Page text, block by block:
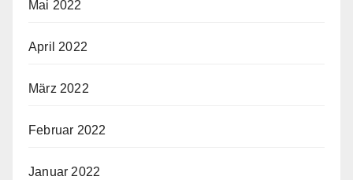
Mai 2022
April 2022
März 2022
Februar 2022
Januar 2022